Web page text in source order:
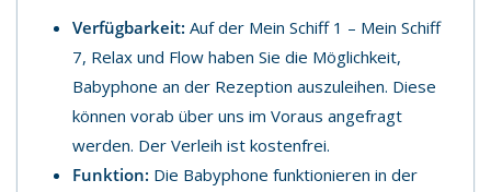
Verfügbarkeit: Auf der Mein Schiff 1 – Mein Schiff
7, Relax und Flow haben Sie die Möglichkeit,
Babyphone an der Rezeption auszuleihen. Diese
können vorab über uns im Voraus angefragt
werden. Der Verleih ist kostenfrei.
Funktion: Die Babyphone funktionieren in der